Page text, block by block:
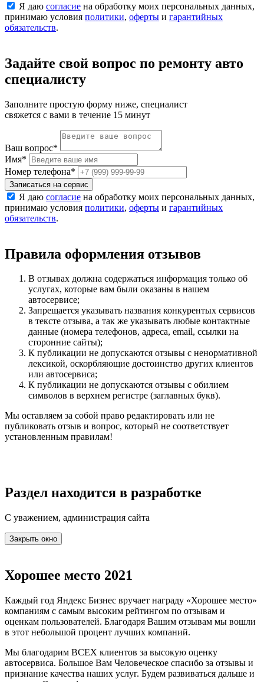
Я даю согласие на обработку моих персональных данных,
принимаю условия политики, оферты и гарантийных
обязательств.
Задайте свой вопрос по ремонту авто
специалисту
Заполните простую форму ниже, специалист
свяжется с вами в течение 15 минут
Ваш вопрос*
Имя*
Номер телефона*
Записаться на сервис
Я даю согласие на обработку моих персональных данных,
принимаю условия политики, оферты и гарантийных
обязательств.
Правила оформления отзывов
В отзывах должна содержаться информация только об
услугах, которые вам были оказаны в нашем
автосервисе;
Запрещается указывать названия конкурентых сервисов
в тексте отзыва, а так же указывать любые контактные
данные (номера телефонов, адреса, email, ссылки на
сторонние сайты);
К публикации не допускаются отзывы с ненормативной
лексикой, оскорбляющие достоинство других клиентов
или автосервиса;
К публикации не допускаются отзывы с обилием
символов в верхнем регистре (заглавных букв).
Мы оставляем за собой право редактировать или не
публиковать отзыв и вопрос, который не соответствует
установленным правилам!
Раздел находится в разработке
С уважением, администрация сайта
Закрыть окно
Хорошее место 2021
Каждый год Яндекс Бизнес вручает награду «Хорошее место»
компаниям с самым высоким рейтингом по отзывам и
оценкам пользователей. Благодаря Вашим отзывам мы вошли
в этот небольшой процент лучших компаний.
Мы благодарим ВСЕХ клиентов за высокую оценку
автосервиса. Большое Вам Человеческое спасибо за отзывы и
признание качества наших услуг. Будем развиваться дальше и